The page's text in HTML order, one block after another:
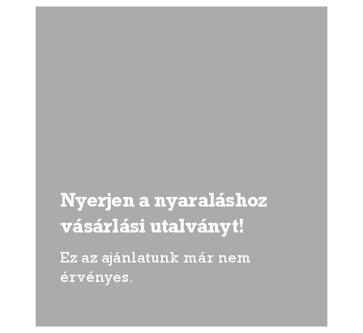
Nyerjen a nyaraláshoz
vásárlási utalványt!
Ez az ajánlatunk már nem
érvényes.